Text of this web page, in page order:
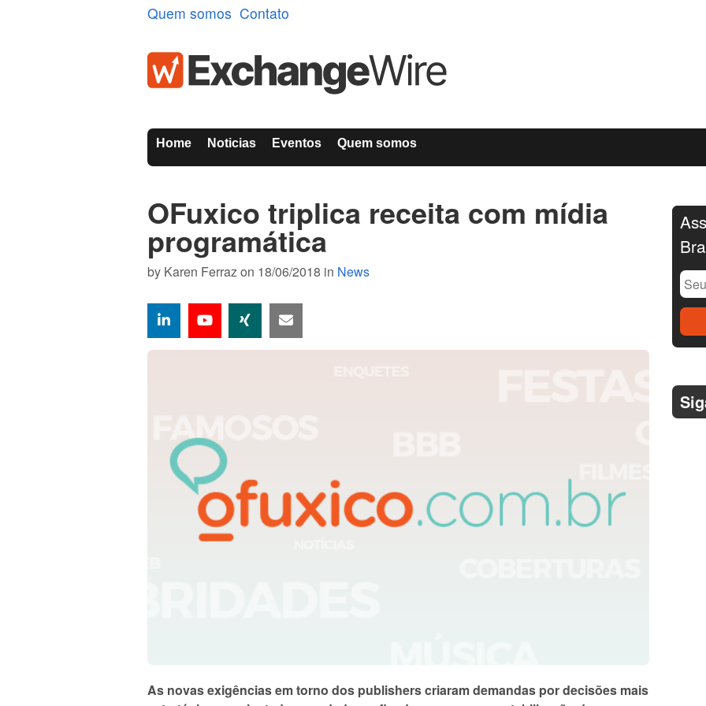
Quem somos Contato
Home Noticias Eventos Quem somos
OFuxico triplica receita com mídia
programática
by Karen Ferrazon 18/06/2018 in News
As novas exigências em torno dos publishers criaram demandas por decisões mais